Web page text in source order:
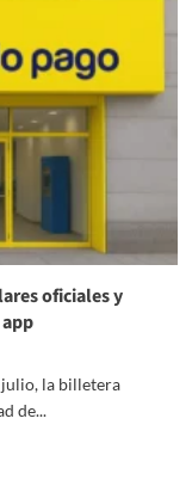
oficiales y
la billetera
de...